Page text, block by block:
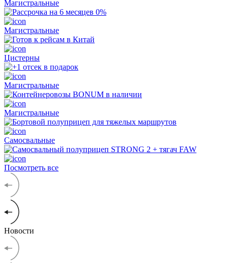
Магистральные
Магистральные
Цистерны
Магистральные
Магистральные
Самосвальные
Посмотреть все
Новости